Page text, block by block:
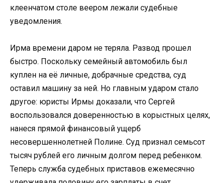
клеенчатом столе веером лежали судебные
уведомления.
Ирма времени даром не теряла. Развод прошел
быстро. Поскольку семейный автомобиль был
куплен на её личные, добрачные средства, суд
оставил машину за ней. Но главным ударом стало
другое: юристы Ирмы доказали, что Сергей
воспользовался доверенностью в корыстных целях,
нанеся прямой финансовый ущерб
несовершеннолетней Полине. Суд признал семьсот
тысяч рублей его личным долгом перед ребенком.
Теперь служба судебных приставов ежемесячно